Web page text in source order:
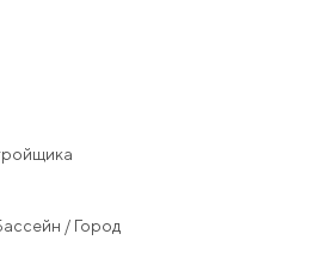
/ Город